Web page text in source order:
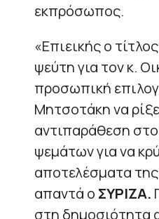
εκπρόσωπος.
«Επιεικής ο
ψεύτη για τον κ.
προσωπική
Μητσοτάκη να
αντιπαράθεση
ψεμάτων για να
αποτελέσματα
απαντά ο ΣΥΡΙΖΑ.
στη